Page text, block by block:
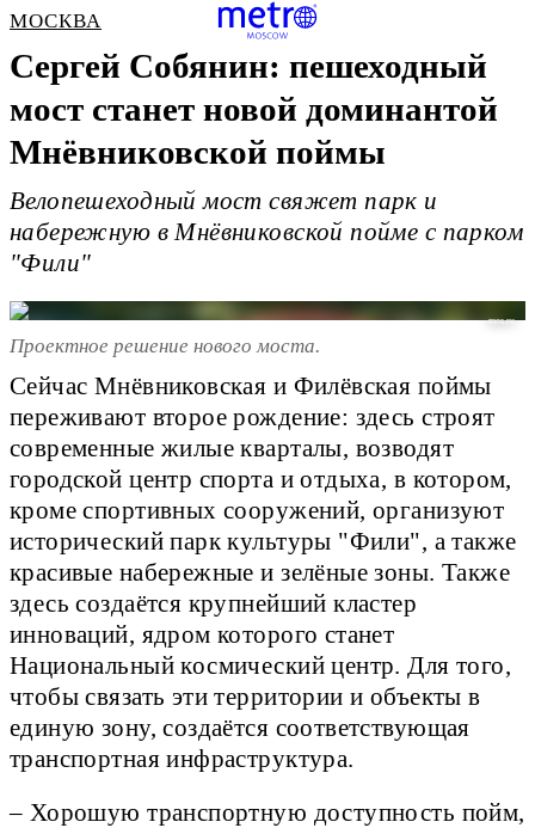
МОСКВА
Сергей Собянин: пешеходный
мост станет новой доминантой
Мнёвниковской поймы
Велопешеходный мост свяжет парк и
набережную в Мнёвниковской пойме с парком
"Фили"
mos.ru
Проектное решение нового моста.
Сейчас Мнёвниковская и Филёвская поймы
переживают второе рождение: здесь строят
современные жилые кварталы, возводят
городской центр спорта и отдыха, в котором,
кроме спортивных сооружений, организуют
исторический парк культуры "Фили", а также
красивые набережные и зелёные зоны. Также
здесь создаётся крупнейший кластер
инноваций, ядром которого станет
Национальный космический центр. Для того,
чтобы связать эти территории и объекты в
единую зону, создаётся соответствующая
транспортная инфраструктура.
– Хорошую транспортную доступность пойм,